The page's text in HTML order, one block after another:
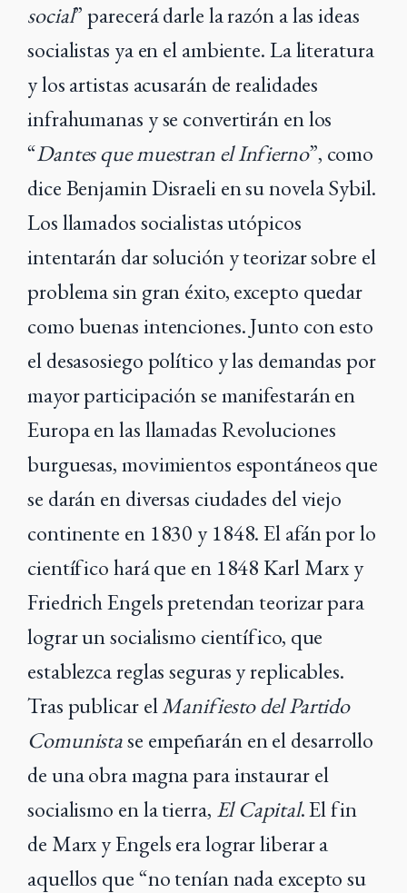
social” parecerá darle la razón a las ideas
socialistas ya en el ambiente. La literatura
y los artistas acusarán de realidades
infrahumanas y se convertirán en los
“Dantes que muestran el Infierno”, como
dice Benjamin Disraeli en su novela Sybil.
Los llamados socialistas utópicos
intentarán dar solución y teorizar sobre el
problema sin gran éxito, excepto quedar
como buenas intenciones. Junto con esto
el desasosiego político y las demandas por
mayor participación se manifestarán en
Europa en las llamadas Revoluciones
burguesas, movimientos espontáneos que
se darán en diversas ciudades del viejo
continente en 1830 y 1848. El afán por lo
científico hará que en 1848 Karl Marx y
Friedrich Engels pretendan teorizar para
lograr un socialismo científico, que
establezca reglas seguras y replicables.
Tras publicar elManifiesto del Partido
Comunistase empeñarán en el desarrollo
de una obra magna para instaurar el
socialismo en la tierra, El Capital. El fin
de Marx y Engels era lograr liberar a
aquellos que “no tenían nada excepto su